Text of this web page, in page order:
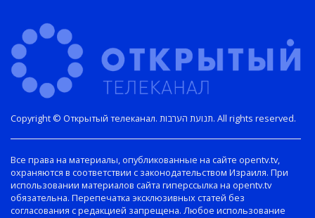
Copyright © Открытый телеканал. תנועת הערבות. All rights reserved.
Все права на материалы, опубликованные на сайте opentv.tv,
охраняются в соответствии с законодательством Израиля. При
использовании материалов сайта гиперссылка на opentv.tv
обязательна. Перепечатка эксклюзивных статей без
согласования с редакцией запрещена. Любое использование